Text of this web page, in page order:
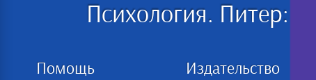
Психология. Питер:
Помощь Издательство